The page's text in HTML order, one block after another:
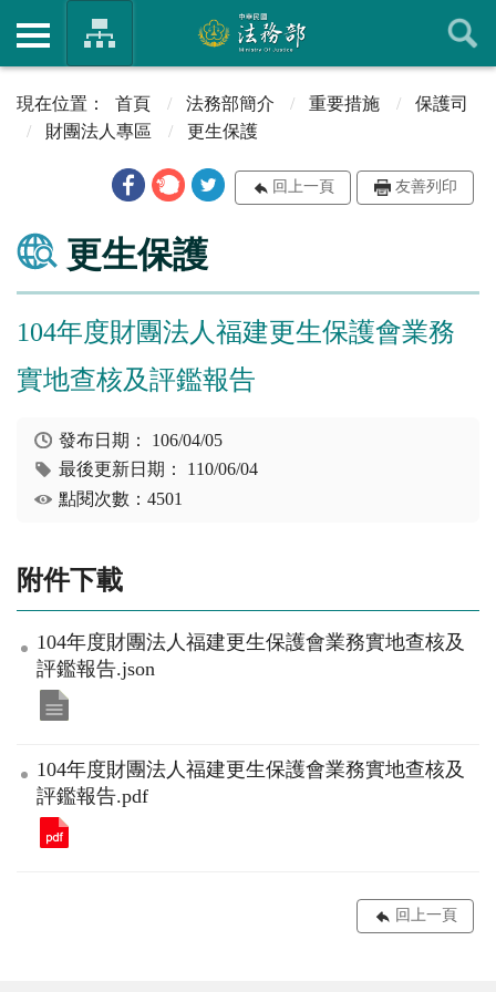
首頁 法務部簡介 重要措施
保護司
財團法人專區
更生保護
回上一頁 友善列印
更生保護
104年度財團法人福建更生保護會業務
實地查核及評鑑報告
發布日期： 106/04/05
最後更新日期： 110/06/04
點閱次數：4501
附件下載
104年度財團法人福建更生保護會業務實地查核及
評鑑報告.json
104年度財團法人福建更生保護會業務實地查核及
評鑑報告.pdf
回上一頁